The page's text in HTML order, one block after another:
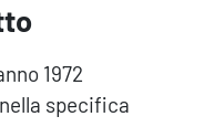
1972
specifica